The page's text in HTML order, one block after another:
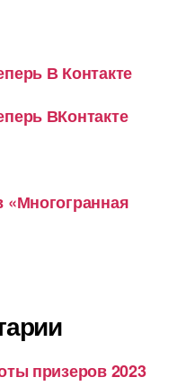
В Контакте
ВКонтакте
«Многогранная
призеров 2023